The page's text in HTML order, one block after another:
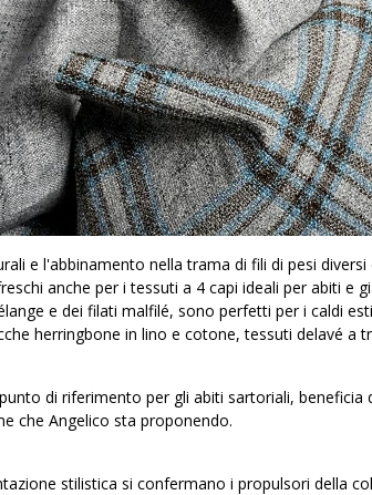
e l'abbinamento nella trama di fili di pesi
anche per i tessuti a 4 capi ideali per abiti e
e dei filati malfilé, sono perfetti per i caldi
herringbone in lino e cotone, tessuti delavé a
di riferimento per gli abiti sartoriali, beneficia
che Angelico sta proponendo.
stilistica si confermano i propulsori della